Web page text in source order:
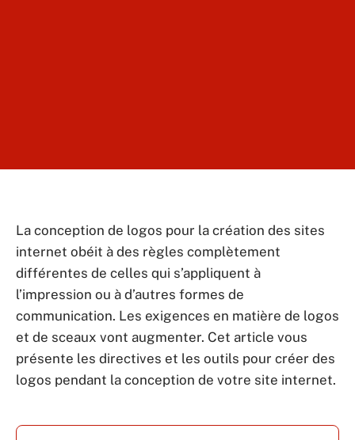
La conception de logos pour la création des sites
internet obéit à des règles complètement
différentes de celles qui s’appliquent à
l’impression ou à d’autres formes de
communication. Les exigences en matière de logos
et de sceaux vont augmenter. Cet article vous
présente les directives et les outils pour créer des
logos pendant la conception de votre site internet.